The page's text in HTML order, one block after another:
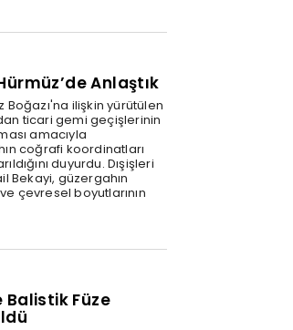
Anlaştık
Boğazı'na ilişkin yürütülen
ticari gemi geçişlerinin
amacıyla
coğrafi koordinatları
duyurdu. Dışişleri
Bekayi, güzergahın
çevresel boyutlarının
Balistik Füze